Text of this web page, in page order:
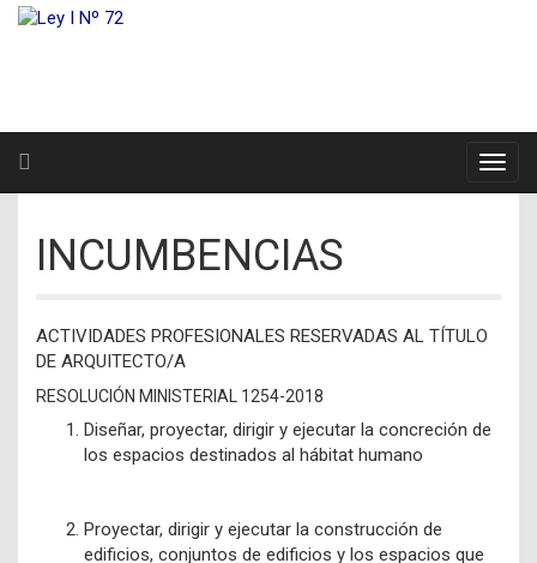
INCUMBENCIAS
ACTIVIDADES PROFESIONALES RESERVADAS AL TÍTULO
DE ARQUITECTO/A
RESOLUCIÓN MINISTERIAL 1254-2018
Diseñar, proyectar, dirigir y ejecutar la concreción de
los espacios destinados al hábitat humano
Proyectar, dirigir y ejecutar la construcción de
edificios, conjuntos de edificios y los espacios que